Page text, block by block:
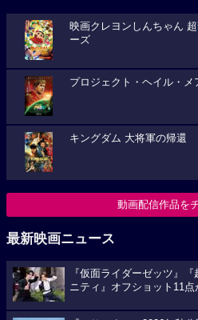
映画クレヨンしんちゃん
ーズ
プロジェクト・ヘイル・メ
キングダム 大将軍の帰還
動画配信作品を
最新映画ニュース
『仮面ライダーゼッツ』
ニティ』オフショット11点